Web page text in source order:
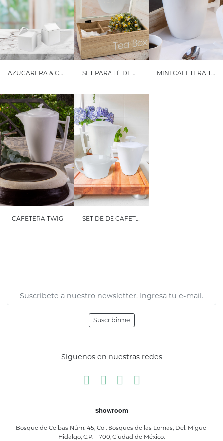
AZUCARERA & CREMERA MILK CARTON SET PARA TÉ DE MINI CAFETERA TWIG Y CAJA PARA TÉ FITZ GRANDE MINI CAFETERA TWIG
CAFETERA TWIG SET DE DE CAFETERAS TWIG Y CREMERA CLASIQ
Suscribirme
Síguenos en nuestras redes
Showroom
Bosque de Ceibas Núm. 45, Col. Bosques de las Lomas, Del. Miguel
Hidalgo, C.P. 11700, Ciudad de México.